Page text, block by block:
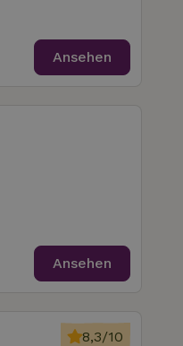
Ansehen
Ansehen
8,3/10